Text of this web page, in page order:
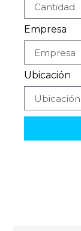
Empresa
Ubicación